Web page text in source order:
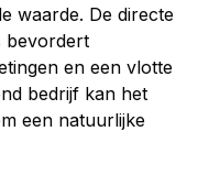
waarde. De directe
bevordert
en een vlotte
bedrijf kan het
een natuurlijke